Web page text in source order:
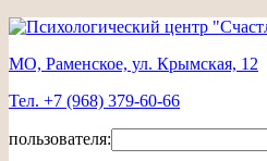
МО, Раменское, ул. Крымская, 12
Тел. +7 (968) 379-60-66
пользователя: